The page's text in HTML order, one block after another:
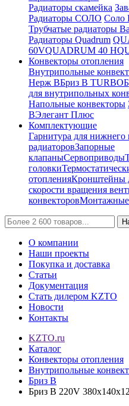
Радиаторы скамейка
Радиаторы СОЛО Соло
Трубчатые радиаторы
Радиаторы Quadrum
60VQUADRUM 40 H
Конвекторы отопления
Внутрипольные
Нерж ВБриз В TURBO
для внутрипольных
Напольные конвекторы
ВЭлегант Плюс
Комплектующие
Гарнитура для
радиаторовЗапорные
клапаныСервоприводы
головки
отопленияКронштейны
скорости вращения
конвекторов
О компании
Наши проекты
Покупка и доставка
Статьи
Документация
Стать дилером KZTO
Новости
Контакты
KZTO.ru
Каталог
Конвекторы отопления
Внутрипольные
Бриз В
Бриз В 220V